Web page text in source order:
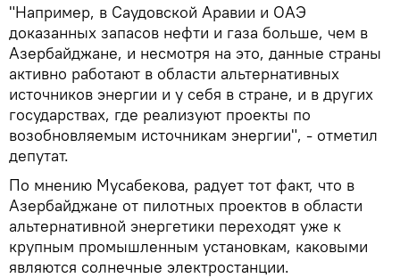
"Например, в Саудовской Аравии и ОАЭ
доказанных запасов нефти и газа больше, чем в
Азербайджане, и несмотря на это, данные страны
активно работают в области альтернативных
источников энергии и у себя в стране, и в других
государствах, где реализуют проекты по
возобновляемым источникам энергии", - отметил
депутат.
По мнению Мусабекова, радует тот факт, что в
Азербайджане от пилотных проектов в области
альтернативной энергетики переходят уже к
крупным промышленным установкам, каковыми
являются солнечные электростанции.